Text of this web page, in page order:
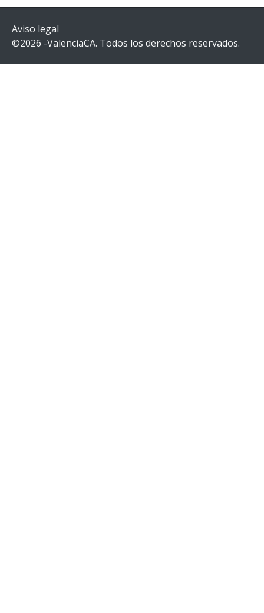
Aviso legal
©2026 -ValenciaCA. Todos los derechos reservados.